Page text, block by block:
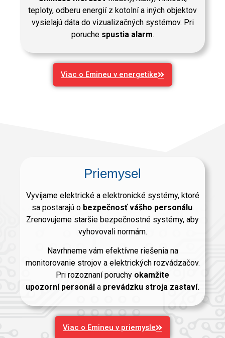
teploty, odberu energií z kotolní a iných objektov
vysielajú dáta do vizualizačných systémov. Pri
poruchespustia alarm.
Viac o Emineu v energetike
Priemysel
Vyvíjame elektrické a elektronické systémy, ktoré
sa postarajú o bezpečnosť vášho personálu.
Zrenovujeme staršie bezpečnostné systémy, aby
vyhovovali normám.
Navrhneme vám efektívne riešenia na
monitorovanie strojov a elektrických rozvádzačov.
Pri rozoznaní poruchy okamžite
upozorní personál a prevádzku stroja zastaví.
Viac o Emineu v priemysle